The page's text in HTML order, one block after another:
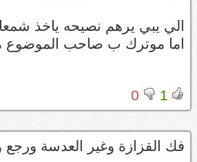
الي يبي يرهم نصيحه ياخذ
اما موترك ب صاحب الموضوع
1
0
فك القزازة وغير العدسة ورجع